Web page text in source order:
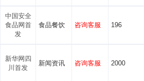
中国安全
食品网首
发
食品餐饮 咨询客服 196
新华网四
川首发
新闻资讯 咨询客服 2000